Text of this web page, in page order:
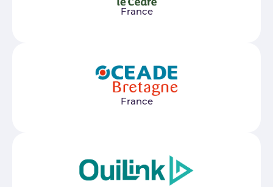
France
France